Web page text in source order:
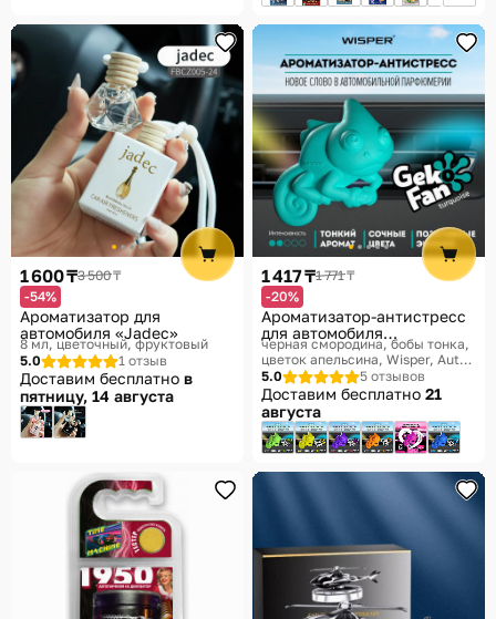
1 600 ₸3 500 ₸
-54%
Ароматизатор для
автомобиля «Jadec»
8 мл, цветочный, фруктовый
5.0
1 отзыв
Доставим бесплатно в
пятницу, 14 августа
1 417 ₸1 771 ₸
-20%
Ароматизатор-антистресс
для автомобиля
«Turquoise»
черная смородина, бобы тонка,
цветок апельсина Wisper, Auto
Miracle Rus, GekoFan
5.0 5 отзывов
Доставим бесплатно 21
августа